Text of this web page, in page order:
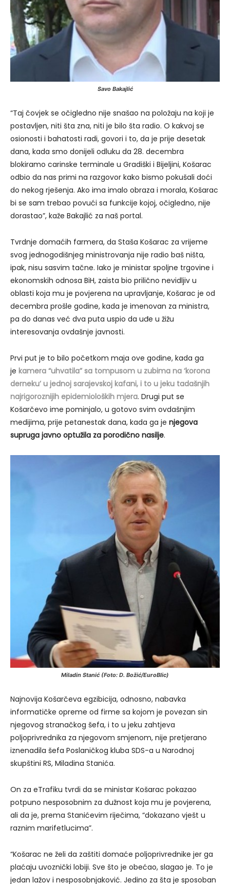
Savo Bakajlić
“Taj čovjek se očigledno nije snašao na položaju na koji je
postavljen, niti šta zna, niti je bilo šta radio. O kakvoj se
osionosti i bahatosti radi, govori i to, da je prije desetak
dana, kada smo donijeli odluku da 28. decembra
blokiramo carinske terminale u Gradiški i Bijeljini, Košarac
odbio da nas primi na razgovor kako bismo pokušali doći
do nekog rješenja. Ako ima imalo obraza i morala, Košarac
bi se sam trebao povući sa funkcije kojoj, očigledno, nije
dorastao”, kaže Bakajlić za naš portal.
Tvrdnje domaćih farmera, da Staša Košarac za vrijeme
svog jednogodišnjeg ministrovanja nije radio baš ništa,
ipak, nisu sasvim tačne. Iako je ministar spoljne trgovine i
ekonomskih odnosa BiH, zaista bio prilično nevidljiv u
oblasti koja mu je povjerena na upravljanje, Košarac je od
decembra prošle godine, kada je imenovan za ministra,
pa do danas već dva puta uspio da uđe u žižu
interesovanja ovdašnje javnosti.
Prvi put je to bilo početkom maja ove godine, kada ga
je kamera “uhvatila” sa tompusom u zubima na ‘korona
derneku’ u jednoj sarajevskoj kafani, i to u jeku tadašnjih
najrigoroznijih epidemioloških mjera. Drugi put se
Košarčevo ime pominjalo, u gotovo svim ovdašnjim
medijima, prije petanestak dana, kada ga je njegova
supruga javno optužila za porodično nasilje.
Miladin Stanić (Foto: D. Božić/EuroBlic)
Najnovija Košarčeva egzibicija, odnosno, nabavka
informatičke opreme od firme sa kojom je povezan sin
njegovog stranačkog šefa, i to u jeku zahtjeva
poljoprivrednika za njegovom smjenom, nije pretjerano
iznenadila šefa Poslaničkog kluba SDS-a u Narodnoj
skupštini RS, Miladina Stanića.
On za eTrafiku tvrdi da se ministar Košarac pokazao
potpuno nesposobnim za dužnost koja mu je povjerena,
ali da je, prema Stanićevim riječima, “dokazano vješt u
raznim marifetlucima”.
“Košarac ne želi da zaštiti domaće poljoprivrednike jer ga
plaćaju uvoznički lobiji. Sve što je obećao, slagao je. To je
jedan lažov i nesposobnjaković. Jedino za šta je sposoban